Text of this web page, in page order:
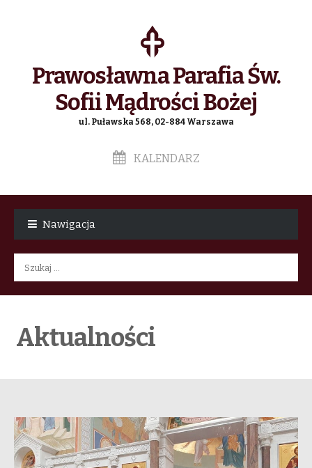
Prawosławna Parafia Św.
Sofii Mądrości Bożej
ul. Puławska 568, 02-884 Warszawa
KALENDARZ
Nawigacja
Szukaj:
Aktualności